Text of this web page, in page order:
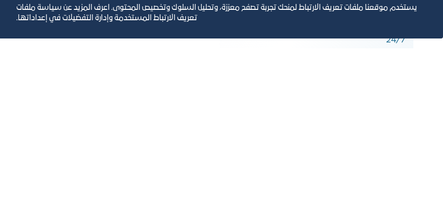
حماية متكاملة
24/7
يستخدم موقعنا ملفات تعريف الارتباط لمنحك تجربة تصفح معززة، وتحليل السلوك وتخصيص المحتوى. اعرف المزيد عن سياسة ملفات
تعريف الارتباط المستخدمة وإدارة التفضيلات في إعداداتها.